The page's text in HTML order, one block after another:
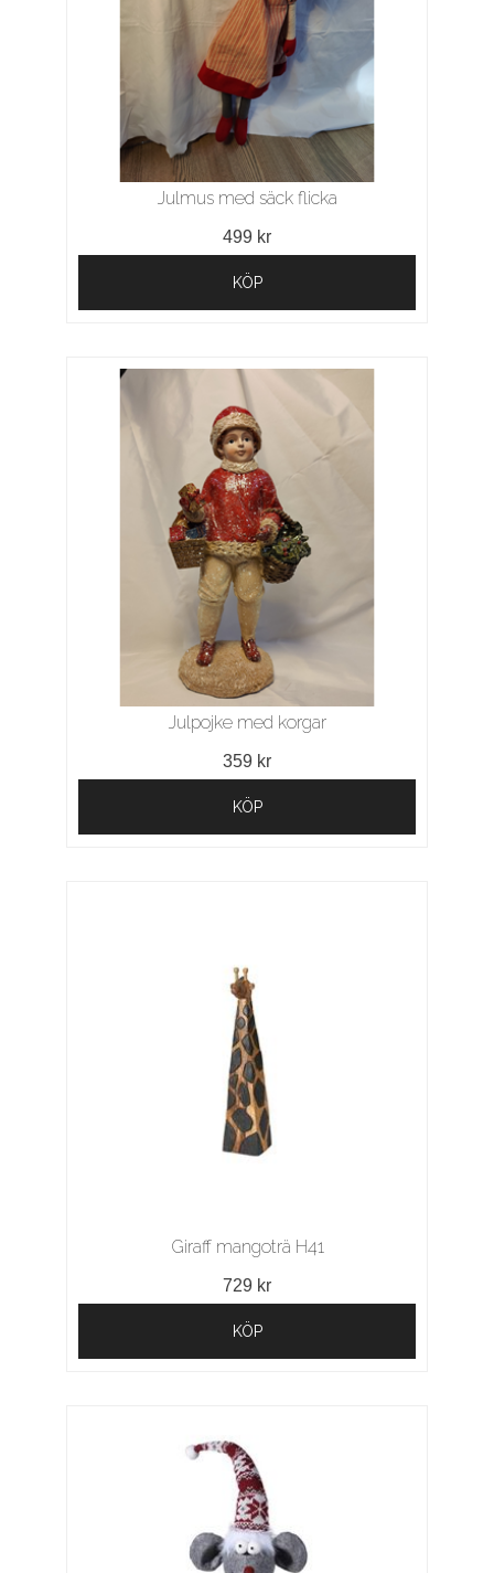
Julmus med säck flicka
499 kr
KÖP
Julpojke med korgar
359 kr
KÖP
Giraff mangoträ H41
729 kr
KÖP